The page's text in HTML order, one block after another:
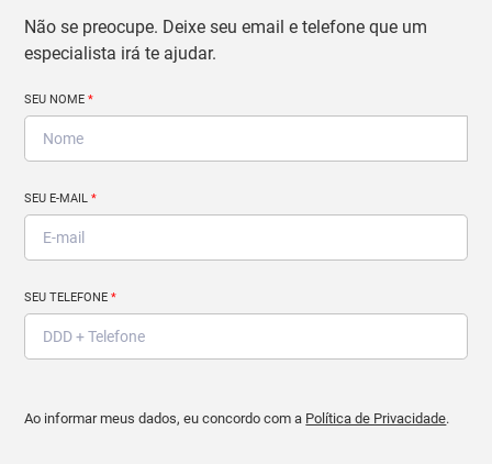
Não se preocupe. Deixe seu email e telefone que um
especialista irá te ajudar.
SEU NOME*
SEU E-MAIL*
SEU TELEFONE*
Ao informar meus dados, eu concordo com a Política de Privacidade.